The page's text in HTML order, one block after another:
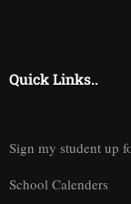
Quick Links..
Sign my student up
School Calenders